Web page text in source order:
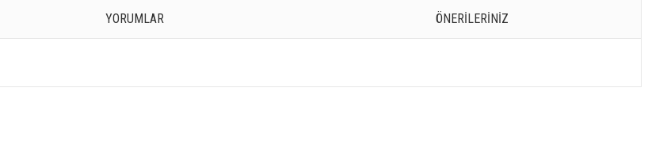
YORUMLAR ÖNERILERINIZ